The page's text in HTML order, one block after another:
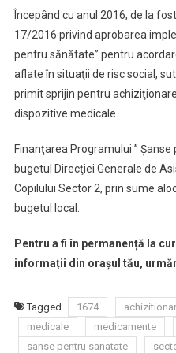
Începând cu anul 2016, de la
17/2016 privind aprobarea
pentru sănătate” pentru
aflate în situaţii de risc social,
primit sprijin pentru
dispozitive medicale.
Finanţarea Programului ”
bugetul Direcţiei Generale de
Copilului Sector 2, prin sume
bugetul local.
Pentru a fi în permanență la
informații din orașul tău,
Tagged 1674
medicale
medicamente
sanse pentru sanatate